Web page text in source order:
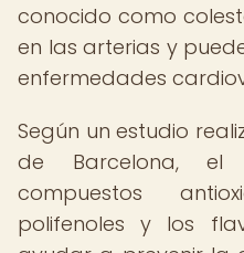
conocido como
en las arterias y
enfermedades
Según un estudio
de Barcelona, el
compuestos
polifenoles y los